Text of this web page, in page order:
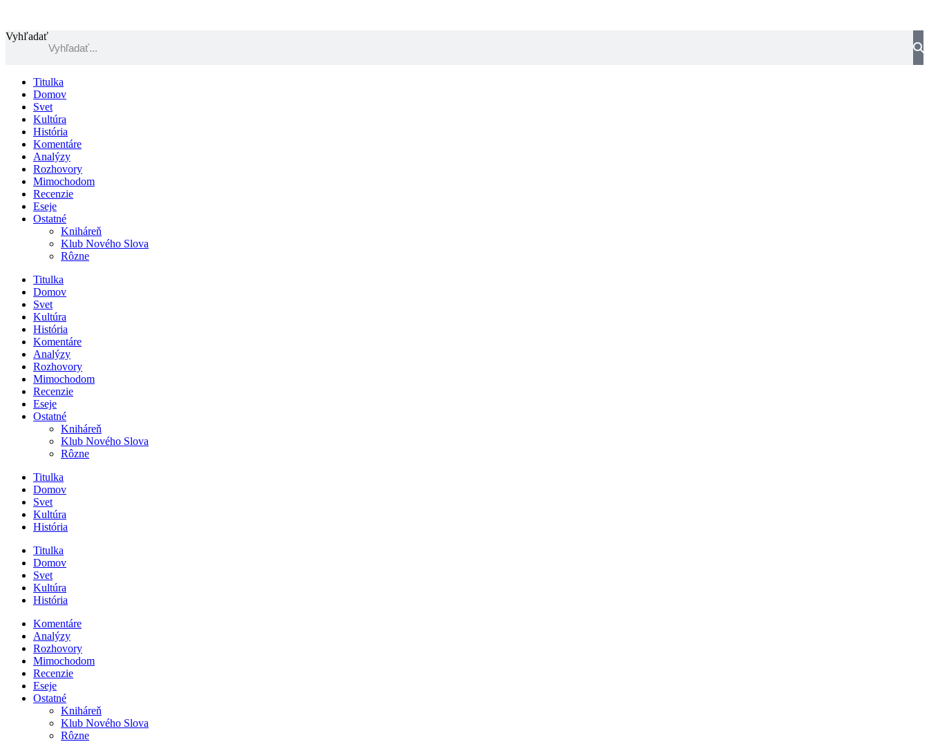
obsah
Vyhľadať
Titulka
Domov
Svet
Kultúra
História
Komentáre
Analýzy
Rozhovory
Mimochodom
Recenzie
Eseje
Ostatné
Kniháreň
Klub Nového Slova
Rôzne
Titulka
Domov
Svet
Kultúra
História
Komentáre
Analýzy
Rozhovory
Mimochodom
Recenzie
Eseje
Ostatné
Kniháreň
Klub Nového Slova
Rôzne
Titulka
Domov
Svet
Kultúra
História
Titulka
Domov
Svet
Kultúra
História
Komentáre
Analýzy
Rozhovory
Mimochodom
Recenzie
Eseje
Ostatné
Kniháreň
Klub Nového Slova
Rôzne